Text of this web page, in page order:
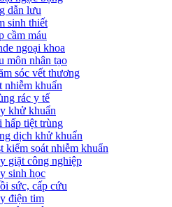
dẫn lưu
sinh thiết
cầm máu
ngoại khoa
môn nhân tạo
sóc vết thương
nhiễm khuẩn
rác y tế
khử khuẩn
hấp tiệt trùng
dịch khử khuẩn
kiểm soát nhiễm khuẩn
giặt công nghiệp
sinh học
sức, cấp cứu
điện tim